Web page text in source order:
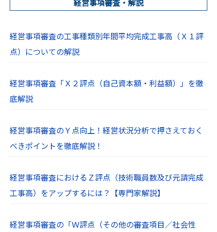
経営事項審査・解説
経営事項審査の工事種類別年間平均完成工事高（Ｘ１評
点）についての解説
経営事項審査「Ｘ２評点（自己資本額・利益額）」を徹
底解説
経営事項審査のＹ点向上！経営状況分析で押さえておく
べきポイントを徹底解説！
経営事項審査におけるＺ評点（技術職員数及び元請完成
工事高）をアップするには？【専門家解説】
経営事項審査の「Ｗ評点（その他の審査項目／社会性